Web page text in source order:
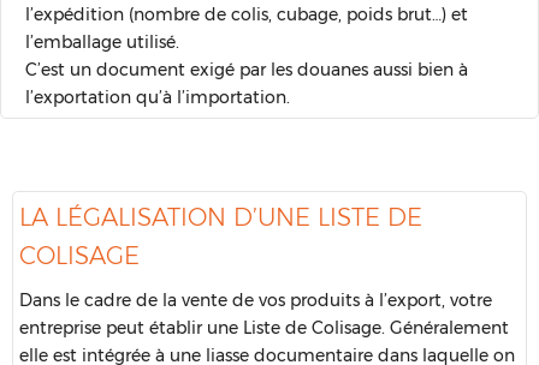
l’expédition (nombre de colis, cubage, poids brut…) et
l’emballage utilisé.
C’est un document exigé par les douanes aussi bien à
l’exportation qu’à l’importation.
LA LÉGALISATION D’UNE LISTE DE
COLISAGE
Dans le cadre de la vente de vos produits à l’export, votre
entreprise peut établir une Liste de Colisage. Généralement
elle est intégrée à une liasse documentaire dans laquelle on